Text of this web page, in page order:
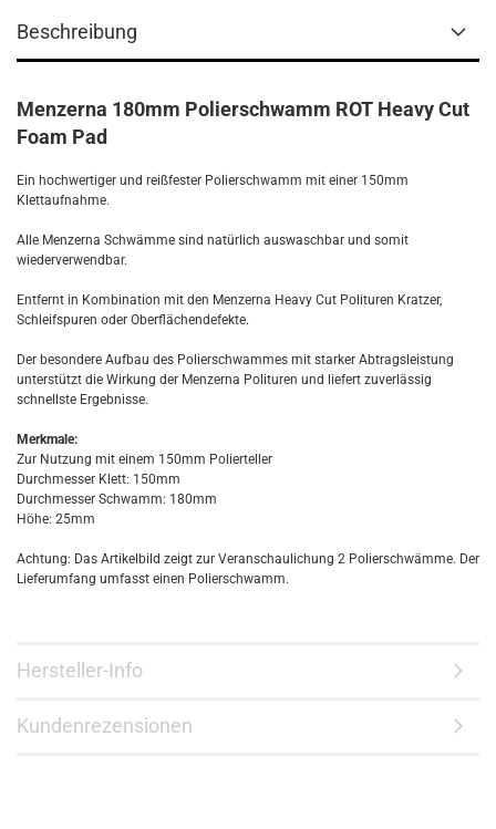
Beschreibung
Menzerna 180mm Polierschwamm ROT Heavy Cut
Foam Pad
Ein hochwertiger und reißfester Polierschwamm mit einer 150mm
Klettaufnahme.
Alle Menzerna Schwämme sind natürlich auswaschbar und somit
wiederverwendbar.
Entfernt in Kombination mit den Menzerna Heavy Cut Polituren Kratzer,
Schleifspuren oder Oberflächendefekte.
Der besondere Aufbau des Polierschwammes mit starker Abtragsleistung
unterstützt die Wirkung der Menzerna Polituren und liefert zuverlässig
schnellste Ergebnisse.
Merkmale:
Zur Nutzung mit einem 150mm Polierteller
Durchmesser Klett: 150mm
Durchmesser Schwamm: 180mm
Höhe: 25mm
Achtung: Das Artikelbild zeigt zur Veranschaulichung 2 Polierschwämme. Der
Lieferumfang umfasst einen Polierschwamm.
Hersteller-Info
Kundenrezensionen